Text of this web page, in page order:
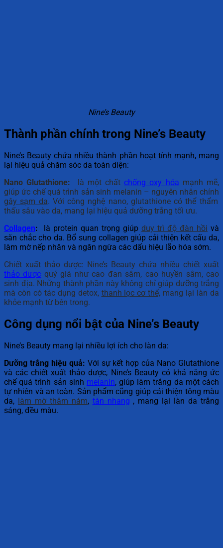
Nine’s Beauty
Thành phần chính trong Nine’s Beauty
Nine’s Beauty chứa nhiều thành phần hoạt tính mạnh, mang
lại hiệu quả chăm sóc da toàn diện:
Nano Glutathione: là một chất chống oxy hóa mạnh mẽ,
giúp ức chế quá trình sản sinh melanin – nguyên nhân chính
gây sạm da. Với công nghệ nano, glutathione có thể thẩm
thấu sâu vào da, mang lại hiệu quả dưỡng trắng tối ưu.
Collagen: là protein quan trọng giúp duy trì độ đàn hồi và
săn chắc cho da. Bổ sung collagen giúp cải thiện kết cấu da,
làm mờ nếp nhăn và ngăn ngừa các dấu hiệu lão hóa sớm.
Chiết xuất thảo dược: Nine’s Beauty chứa nhiều chiết xuất
thảo dược quý giá như cao đan sâm, cao huyền sâm, cao
sinh địa. Những thành phần này không chỉ giúp dưỡng trắng
mà còn có tác dụng detox, thanh lọc cơ thể, mang lại làn da
khỏe mạnh từ bên trong.
Công dụng nổi bật của Nine’s Beauty
Nine’s Beauty mang lại nhiều lợi ích cho làn da:
Dưỡng trắng hiệu quả: Với sự kết hợp của Nano Glutathione
và các chiết xuất thảo dược, Nine’s Beauty có khả năng ức
chế quá trình sản sinh melanin, giúp làm trắng da một cách
tự nhiên và an toàn. Sản phẩm cũng giúp cải thiện tông màu
da, làm mờ thâm nám, tàn nhang , mang lại làn da trắng
sáng, đều màu.